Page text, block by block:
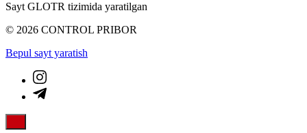
Sayt GLOTR tizimida yaratilgan
© 2026 CONTROL PRIBOR
Bepul sayt yaratish